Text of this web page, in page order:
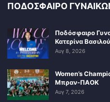
ΠΟΔΟΣΦΑΙΡΟ
Ποδόσφαιρο
Κατερίνα
Αυγ 8, 2026
Women’s
Μπραν-ΠΑΟΚ
Αυγ 7, 2026